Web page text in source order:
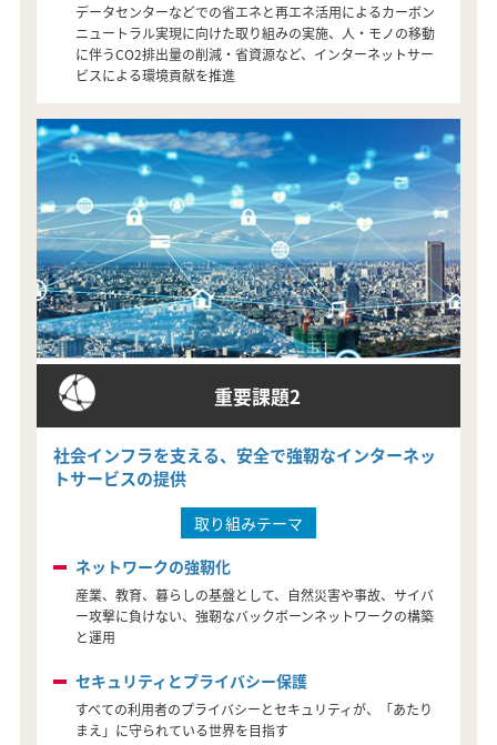
データセンターなどでの省エネと再エネ活用によるカーボン
ニュートラル実現に向けた取り組みの実施、人・モノの移動
に伴うCO2排出量の削減・省資源など、インターネットサー
ビスによる環境貢献を推進
重要課題2
社会インフラを支える、安全で強靭なインターネッ
トサービスの提供
取り組みテーマ
ネットワークの強靭化
産業、教育、暮らしの基盤として、自然災害や事故、サイバ
ー攻撃に負けない、強靭なバックボーンネットワークの構築
と運用
セキュリティとプライバシー保護
すべての利用者のプライバシーとセキュリティが、「あたり
まえ」に守られている世界を目指す